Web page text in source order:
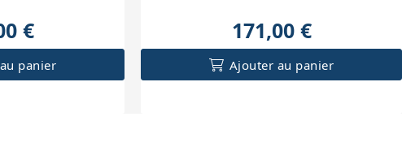
€
panier
171,00 €
Ajouter au panier